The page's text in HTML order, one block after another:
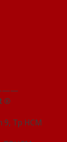
®
9, Tp HCM